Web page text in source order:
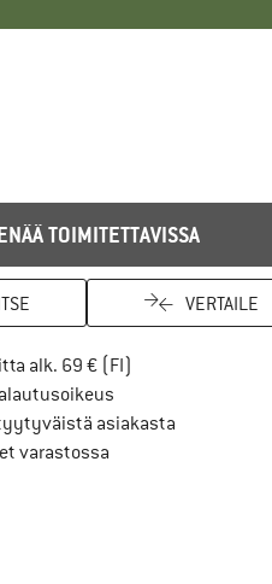
TOIMITETTAVISSA
VERTAILE
alk. 69 € (FI)
Siirry
asiakasta
varastossa
on Trustpilot -sertifiointi - lue